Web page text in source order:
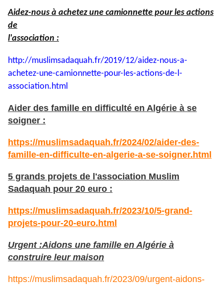
Aidez-nous à achetez une camionnette pour les actions
de
l'association :
http://muslimsadaquah.fr/2019/12/aidez-nous-a-
achetez-une-camionnette-pour-les-actions-de-l-
association.html
Aider des famille en difficulté en Algérie à se
soigner :
https://muslimsadaquah.fr/2024/02/aider-des-
famille-en-difficulte-en-algerie-a-se-soigner.html
5 grands projets de l'association Muslim
Sadaquah pour 20 euro :
https://muslimsadaquah.fr/2023/10/5-grand-
projets-pour-20-euro.html
Urgent :Aidons une famille en Algérie à
construire leur maison
https://muslimsadaquah.fr/2023/09/urgent-aidons-